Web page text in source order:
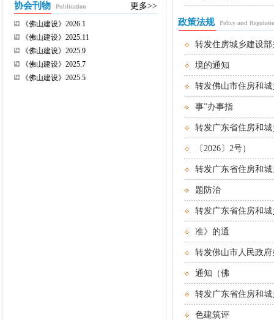
协会刊物 Publication 更多>>
《佛山建设》2026.1
《佛山建设》2025.11
《佛山建设》2025.9
《佛山建设》2025.7
《佛山建设》2025.5
政策法规Policy and
转发住房城乡建设
境的通知
转发佛山市住房和
事”办事指
转发广东省住房和
〔2026〕2号）
转发广东省住房和
题防治
转发广东省住房和
准》的通
转发佛山市人民政
通知（佛
转发广东省住房和
色建筑评